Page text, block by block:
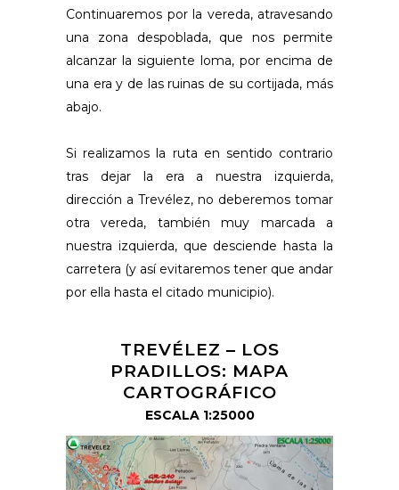
Continuaremos por la vereda, atravesando
una zona despoblada, que nos permite
alcanzar la siguiente loma, por encima de
una era y de las ruinas de su cortijada, más
abajo.
Si realizamos la ruta en sentido contrario
tras dejar la era a nuestra izquierda,
dirección a Trevélez, no deberemos tomar
otra vereda, también muy marcada a
nuestra izquierda, que desciende hasta la
carretera (y así evitaremos tener que andar
por ella hasta el citado municipio).
TREVÉLEZ – LOS
PRADILLOS: MAPA
CARTOGRÁFICO
ESCALA 1:25000